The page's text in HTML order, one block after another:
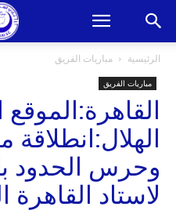
الرئيسية مباريات الفريق
مباريات الفريق
الهلال:انطلاقة
وحرس الحدود
لاستاد القاهرة